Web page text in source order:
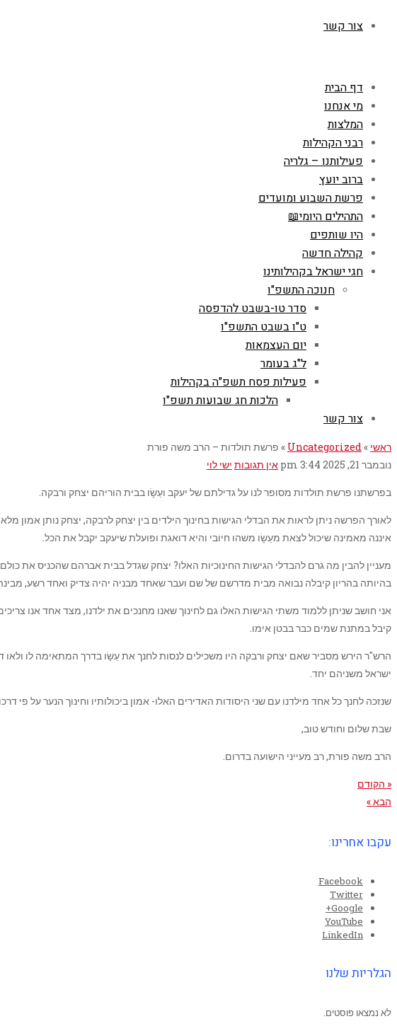
צור קשר
דף הבית
מי אנחנו
המלצות
רבני הקהילות
פעילותנו – גלריה
ברוב יועץ
פרשת השבוע ומועדים
התהילים היומי📖
היו שותפים
קהילה חדשה
חגי ישראל בקהילותינו
חנוכה התשפ"ו
סדר טו-בשבט להדפסה
ט"ו בשבט התשפ"ו
יום העצמאות
ל"ג בעומר
פעילות פסח תשפ"ה בקהילות
הלכות חג שבועות תשפ"ו
צור קשר
ראשי »
Uncategorized
» פרשת תולדות – הרב משה פורת
נובמבר 21, 2025
3:44 pm אין תגובות ישי לוי
בפרשתנו פרשת תולדות מסופר לנו על גדילתם של יעקב ועֵשָׂו בבית הוריהם יצחק ורבקה.
לאורך הפרשה ניתן לראות את הבדלי הגישות בחינוך הילדים בין יצחק לרבקה, יצחק נותן אמון
איננה מאמינה שיכול לצאת מעֵשָׂו משהו חיובי והיא דואגת ופועלת שיעקב יקבל את הכל.
מעניין להבין מה גרם להבדלי הגישות החינוכיות האלו? יצחק שגדל בבית אברהם שהכניס את
בהיותה בהריון קיבלה נבואה מבית מדרשם של שם ועבר שאחד מבניה יהיה צדיק ואחד רשע,
אני חושב שניתן ללמוד משתי הגישות האלו גם לחינוך שאנו מחנכים את ילדנו, מצד אחד אנו
קיבל במתנת שמים כבר בבטן אימו.
הרש"ר הירש מסביר שאם יצחק ורבקה היו משכילים לנסות לחנך את עֵשָׂו בדרך המתאימה לו
ישראל משניהם יחד.
שנזכה לחנך כל אחד מילדנו עם שני היסודות האדירים האלו- אמון ביכולותיו וחינוך הנער על פי
שבת שלום וחודש טוב,
הרב משה פורת, רב מעייני הישועה בדרום.
« הקודם
הבא »
עקבו אחרינו:
Facebook
Twitter
Google+
YouTube
LinkedIn
הגלריות שלנו
לא נמצאו פוסטים.